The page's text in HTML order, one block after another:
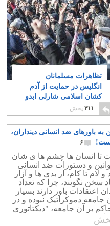
تظاهرات مسلمانان
انگلیس در حمایت از آدم
کشان اسلامی شارلی ابدو
پاریس
۳۱۱ پخش
به باورهای ضد انسانی دینداران،
۶
تا انسان ها چشم ها ی شان
و دستورات ضد انسانی
لام تا کام، از بدی ها و آزار
سخن نگویند، چرا که تعداد
اعتقادات باور دارند بسیار
جامعه دموکراتیک نبوده و در
بر آن جامعه، "دیکتاتوری